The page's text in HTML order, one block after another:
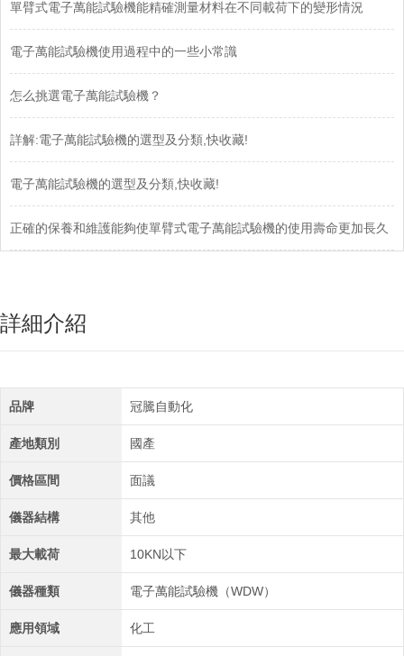
單臂式電子萬能試驗機能精確測量材料在不同載荷下的變形情況
電子萬能試驗機使用過程中的一些小常識
怎么挑選電子萬能試驗機？
詳解:電子萬能試驗機的選型及分類,快收藏!
電子萬能試驗機的選型及分類,快收藏!
正確的保養和維護能夠使單臂式電子萬能試驗機的使用壽命更加長久
詳細介紹
品牌 冠騰自動化
產地類別 國產
價格區間 面議
儀器結構 其他
最大載荷 10KN以下
儀器種類 電子萬能試驗機（WDW）
應用領域 化工